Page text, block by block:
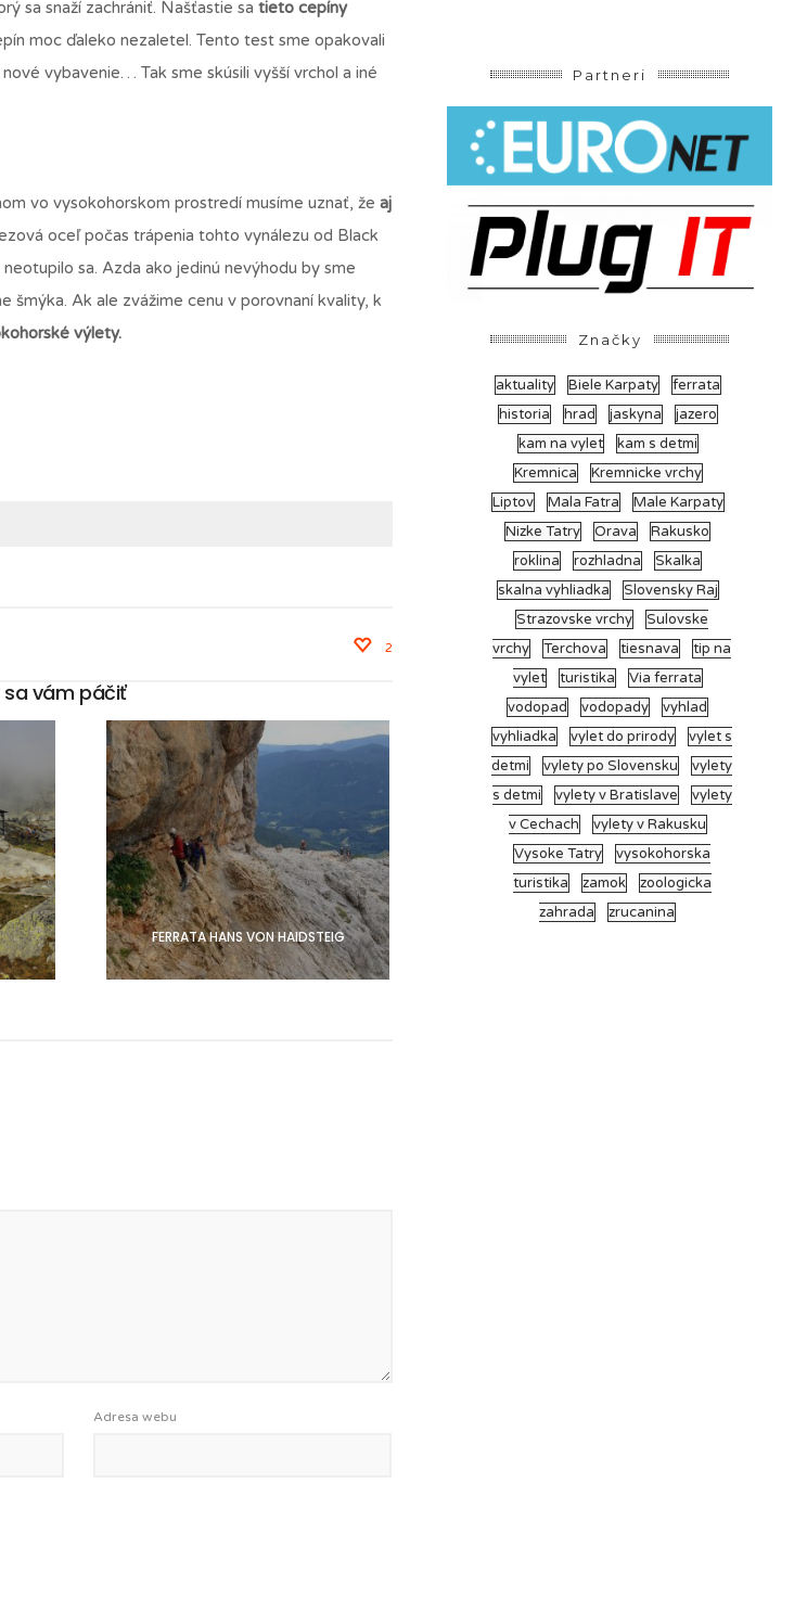
sa snaží zachrániť. Našťastie sa tieto cepíny
moc ďaleko nezaletel. Tento test sme opakovali
vybavenie… Tak sme skúsili vyšší vrchol a iné
vo vysokohorskom prostredí musíme uznať, že aj
oceľ počas trápenia tohto vynálezu od Black
sa. Azda ako jedinú nevýhodu by sme
šmýka. Ak ale zvážime cenu v porovnaní kvality, k
výlety.
2
sa vám páčiť
FERRATA HANS VON HAIDSTEIG
Adresa webu
Partneri
Značky
aktuality Biele Karpaty
ferrata
historia
hrad jaskyna
jazero
kam na vylet
kam s detmi
Kremnica
Kremnicke vrchy
Liptov
Mala Fatra
Male Karpaty
Nizke Tatry
Orava
Rakusko
roklina
rozhladna
Skalka
skalna vyhliadka
Slovensky Raj
Strazovske vrchy
Sulovske
vrchy
Terchova tiesnava
tip na
vylet
turistika
Via ferrata
vodopad
vodopady
vyhlad
vyhliadka
vylet do prirody
vylet s
detmi
vylety po Slovensku
vylety
s detmi
vylety v Bratislave
vylety
v Cechach
vylety v Rakusku
Vysoke Tatry
vysokohorska
turistika
zamok
zoologicka
zahrada
zrucanina